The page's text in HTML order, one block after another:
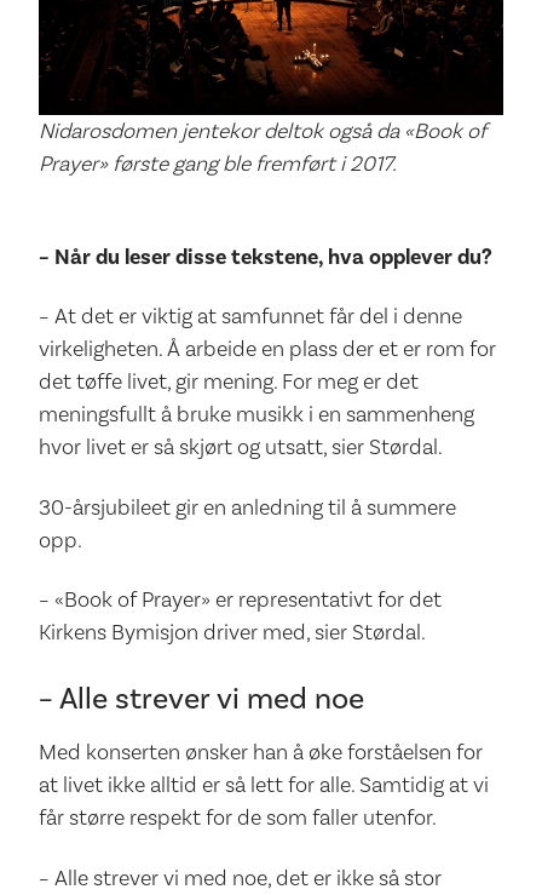
Nidarosdomen jentekor deltok også da «Book of
Prayer» første gang ble fremført i 2017.
– Når du leser disse tekstene, hva opplever du? ­
– At det er viktig at samfunnet får del i denne
virkeligheten. Å arbeide en plass der et er rom for
det tøffe livet, gir mening. For meg er det
meningsfullt å bruke musikk i en sammenheng
hvor livet er så skjørt og utsatt, sier Størdal.
30-årsjubileet gir en anledning til å summere
opp.
– «Book of Prayer» er representativt for det
Kirkens Bymisjon driver med, sier Størdal.
– Alle strever vi med noe
Med konserten ønsker han å øke forståelsen for
at livet ikke alltid er så lett for alle. Samtidig at vi
får større respekt for de som faller utenfor.
– Alle strever vi med noe, det er ikke så stor